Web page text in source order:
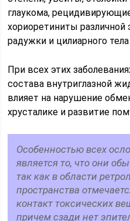
глаукома,
хориоретиниты различной
радужки и цилиарного
При всех этих
состава внутриглазной
влияет на нарушение
хрусталике и развитие
Особенностью всех
является то, что они
так как в области
пространства
контакт токсических
причем сзади нет